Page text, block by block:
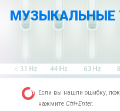
МУЗЫКАЛЬНЫЕ
Если вы нашли ошибку,
нажмите Ctrl+Enter.